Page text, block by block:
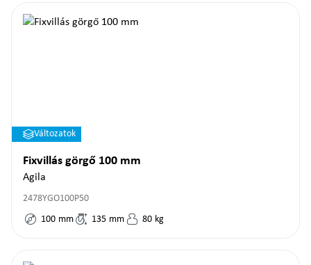
Változatok
Fixvillás görgő 100 mm
Agila
2478YGO100P50
100 mm 135 mm 80 kg